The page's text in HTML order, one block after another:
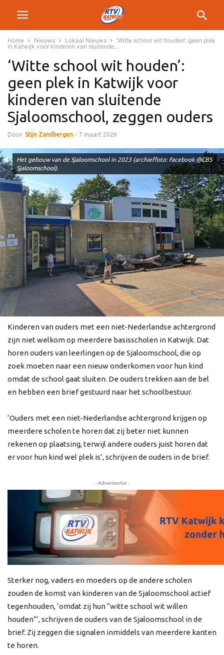
Home Nieuws Lokaal Nieuws
‘Witte school wit houden’: geen plek
in Katwijk voor kinderen van sluitende...
‘Witte school wit houden’:
geen plek in Katwijk voor
kinderen van sluitende
Sjaloomschool, zeggen ouders
Door Stijn Zandbergen - 7 maart 2026
Het gebouw van de Sjaloomschool in 2023 (archieffoto: Facebook @CBS
Sjaloomschool).
Kinderen van ouders met een niet-Nederlandse achtergrond
zijn niet welkom op meerdere basisscholen in Katwijk. Dat
horen ouders van leerlingen op de Sjaloomschool, die op
zoek moeten naar een nieuw onderkomen voor hun kind
omdat de school gaat sluiten. De ouders trekken aan de bel
en hebben een brief gestuurd naar het schoolbestuur.
‘Ouders met een niet-Nederlandse achtergrond krijgen op
meerdere scholen te horen dat zij beter niet kunnen
rekenen op plaatsing, terwijl andere ouders juist horen dat
er voor hun kind wel plek is’, schrijven de ouders in de brief.
- Advertentie -
Sterker nog, vaders en moeders op de andere scholen
zouden de komst van kinderen van de Sjaloomschool actief
tegenhouden, ‘omdat zij hun “witte school wit willen
houden”‘, schrijven de ouders van de Sjaloomschool in de
brief. Zij zeggen die signalen inmiddels van meerdere kanten
te horen.